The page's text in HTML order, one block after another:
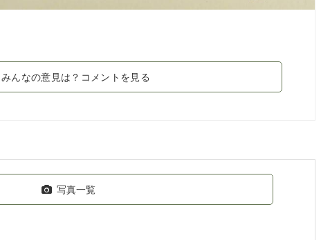
みんなの意見は？コメントを見る
写真一覧